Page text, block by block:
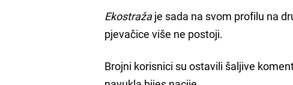
Ekostražaje sada na svom profilu na
pjevačice više ne postoji.
Brojni korisnici su ostavili šaljive